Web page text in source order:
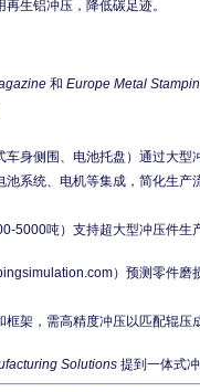
生铝冲压，降低碳足迹。
和 Europe Metal
身侧围、电池托盘）通过大型
系统、电机等集成，简化生产
5000吨）支持超大型冲压件生
）预测零件磨
架，需高精度冲压以匹配辊压
Solutions 提到一体式